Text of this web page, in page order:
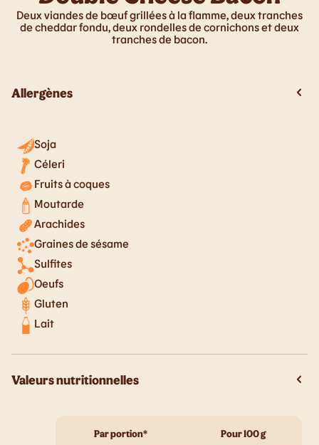
Deux viandes de bœuf grillées à la flamme, deux tranches
de cheddar fondu, deux rondelles de cornichons et deux
tranches de bacon.
Allergènes
Soja
Céleri
Fruits à coques
Moutarde
Arachides
Graines de sésame
Sulfites
Oeufs
Gluten
Lait
Valeurs nutritionnelles
Par portion* Pour 100 g